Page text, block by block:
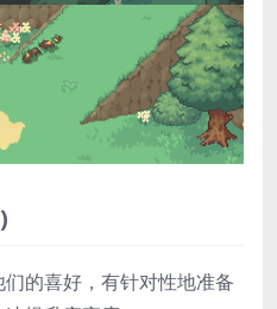
的喜好，有针对性地准备